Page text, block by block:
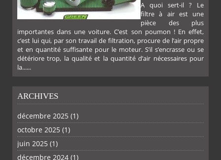
PLUS
A quoi sert-il ? Le
filtre à air est une
pièce des plus
importantes dans une voiture. C’est son poumon ! En effet,
c’est lui qui, par son travail de filtration, procure de l’air propre
et en quantité suffisante pour le moteur. S’il s’encrasse ou se
détériore trop, la qualité et la quantité d’air nécessaires pour
la......
ARCHIVES
décembre 2025 (1)
octobre 2025 (1)
juin 2025 (1)
décembre 2024 (1)